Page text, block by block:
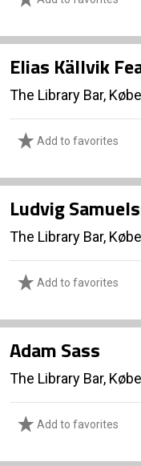
Elias Källvik
The Library Bar,
Add to favorites
Ludvig
The Library Bar,
Add to favorites
Adam Sass
The Library Bar,
Add to favorites